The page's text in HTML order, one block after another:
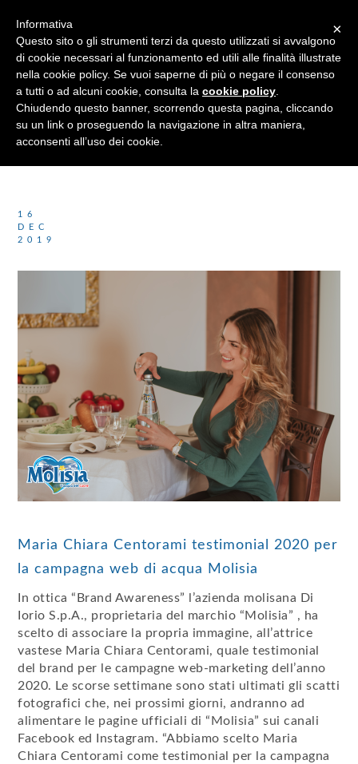
Category :Molisia News
16
DEC
2019
Maria Chiara Centorami testimonial 2020 per
la campagna web di acqua Molisia
In ottica “Brand Awareness” l’azienda molisana Di
Iorio S.p.A., proprietaria del marchio “Molisia” , ha
scelto di associare la propria immagine, all’attrice
vastese Maria Chiara Centorami, quale testimonial
del brand per le campagne web-marketing dell’anno
2020. Le scorse settimane sono stati ultimati gli scatti
fotografici che, nei prossimi giorni, andranno ad
alimentare le pagine ufficiali di “Molisia” sui canali
Facebook ed Instagram. “Abbiamo scelto Maria
Chiara Centorami come testimonial per la campagna
×
Informativa
Questo sito o gli strumenti terzi da questo utilizzati si avvalgono
di cookie necessari al funzionamento ed utili alle finalità illustrate
nella cookie policy. Se vuoi saperne di più o negare il consenso
a tutti o ad alcuni cookie, consulta la cookie policy
Chiudendo questo banner, scorrendo questa pagina, cliccando
su un link o proseguendo la navigazione in altra maniera,
acconsenti all’uso dei cookie.